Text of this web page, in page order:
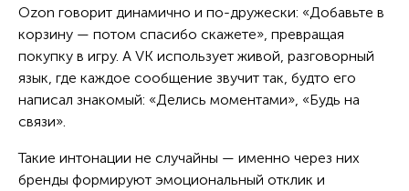
Ozon говорит динамично и по-дружески: «Добавьте в
корзину — потом спасибо скажете», превращая
покупку в игру. А VK использует живой, разговорный
язык, где каждое сообщение звучит так, будто его
написал знакомый: «Делись моментами», «Будь на
связи».
Такие интонации не случайны — именно через них
бренды формируют эмоциональный отклик и